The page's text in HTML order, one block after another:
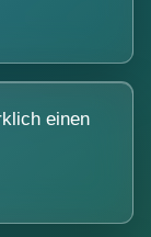
einen